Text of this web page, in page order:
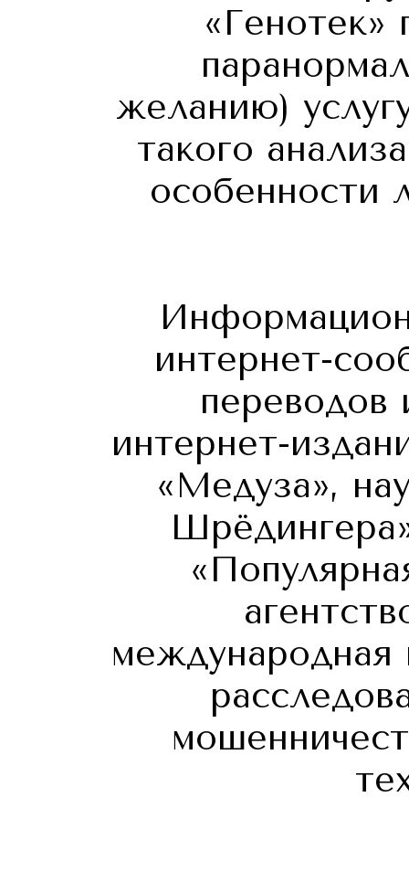
«Генотек»
желанию)
такого
особенности
интернет-
переводов
интернет-
«Медуза»,